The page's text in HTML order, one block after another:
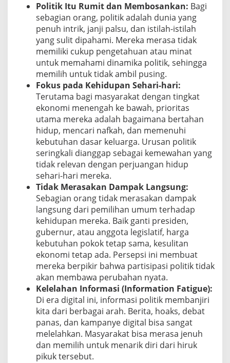
Politik Itu Rumit dan Membosankan: Bagi
sebagian orang, politik adalah dunia yang
penuh intrik, janji palsu, dan istilah-istilah
yang sulit dipahami. Mereka merasa tidak
memiliki cukup pengetahuan atau minat
untuk memahami dinamika politik, sehingga
memilih untuk tidak ambil pusing.
Fokus pada Kehidupan Sehari-hari:
Terutama bagi masyarakat dengan tingkat
ekonomi menengah ke bawah, prioritas
utama mereka adalah bagaimana bertahan
hidup, mencari nafkah, dan memenuhi
kebutuhan dasar keluarga. Urusan politik
seringkali dianggap sebagai kemewahan yang
tidak relevan dengan perjuangan hidup
sehari-hari mereka.
Tidak Merasakan Dampak Langsung:
Sebagian orang tidak merasakan dampak
langsung dari pemilihan umum terhadap
kehidupan mereka. Baik ganti presiden,
gubernur, atau anggota legislatif, harga
kebutuhan pokok tetap sama, kesulitan
ekonomi tetap ada. Persepsi ini membuat
mereka berpikir bahwa partisipasi politik tidak
akan membawa perubahan nyata.
Kelelahan Informasi (Information Fatigue):
Di era digital ini, informasi politik membanjiri
kita dari berbagai arah. Berita, hoaks, debat
panas, dan kampanye digital bisa sangat
melelahkan. Masyarakat bisa merasa jenuh
dan memilih untuk menarik diri dari hiruk
pikuk tersebut.